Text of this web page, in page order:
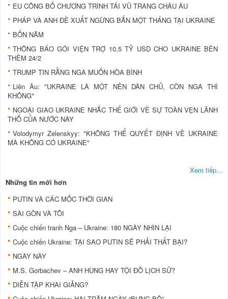
EU CÔNG BỐ CHƯƠNG TRÌNH TÁI VŨ TRANG CHÂU ÂU
PHÁP VÀ ANH ĐỀ XUẤT NGỪNG BẮN MỘT THÁNG TẠI UKRAINE
BỐN NĂM
THÔNG BÁO GÓI VIỆN TRỢ 10,5 TỶ USD CHO UKRAINE BÊN
THỀM 24/2
TRUMP TIN RẰNG NGA MUỐN HÒA BÌNH
Liên Âu: "UKRAINE LÀ MỘT NỀN DÂN CHỦ, CÒN NGA THÌ
KHÔNG"
NGOẠI GIAO UKRAINE NHẮC THẾ GIỚI VỀ SỰ TOÀN VẸN LÃNH
THỔ CỦA NƯỚC NÀY
Volodymyr Zelenskyy: "KHÔNG THỂ QUYẾT ĐỊNH VỀ UKRAINE
MÀ KHÔNG CÓ UKRAINE"
Xem tiếp...
Những tin mới hơn
PUTIN VÀ CÁC MỐC THỜI GIAN
SÀI GÒN VÀ TÔI
Cuộc chiến tranh Nga – Ukraine: 180 NGÀY NHÌN LẠI
Cuộc chiến Ukraine: TẠI SAO PUTIN SẼ PHẢI THẤT BẠI?
NGÀY NÀY
M.S. Gorbachev – ANH HÙNG HAY TỘI ĐỒ LỊCH SỬ?
DIỄN TẬP KHAI GIẢNG?